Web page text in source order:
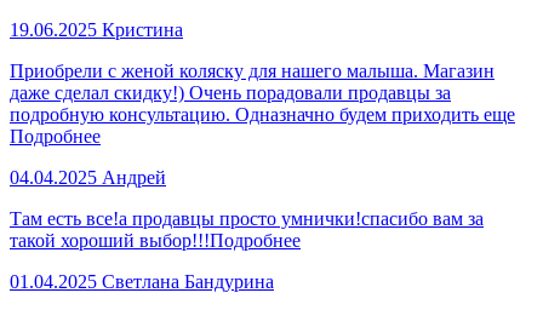
19.06.2025 Кристина
Приобрели с женой коляску для нашего малыша. Магазин
даже сделал скидку!) Очень порадовали продавцы за
подробную консультацию. Одназначно будем приходить еще
Подробнее
04.04.2025 Андрей
Там есть все!а продавцы просто умнички!спасибо вам за
такой хороший выбор!!!Подробнее
01.04.2025 Светлана Бандурина